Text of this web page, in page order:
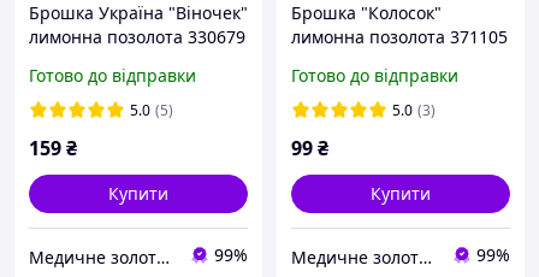
Брошка Україна "Віночек"
лимонна позолота 330679
Готово до відправки
5.0 (5)
159₴
Купити
Медичне золото Xuping і Біжутерія оптом 99%
Брошка "Колосок"
лимонна позолота 371105
Готово до відправки
5.0 (3)
99₴
Купити
Медичне золото Xuping і Біжутерія оптом 99%